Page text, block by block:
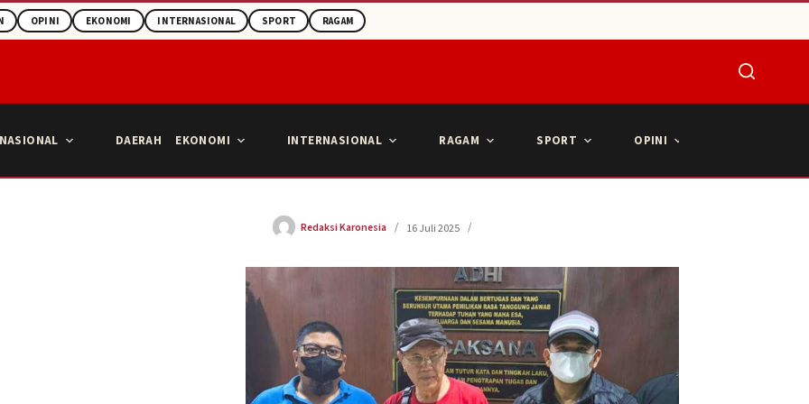
OPINI EKONOMI INTERNASIONAL SPORT RAGAM
NASIONAL DAERAH EKONOMI INTERNASIONAL RAGAM SPORT OPINI
Redaksi Karonesia 16 Juli 2025